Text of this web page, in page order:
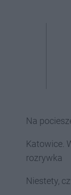
Na
Katowice.
rozrywka
Niestety,